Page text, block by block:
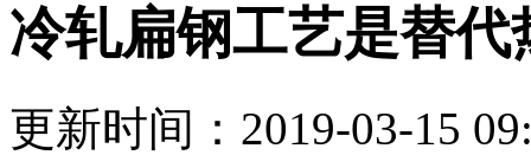
冷轧扁钢工艺是替
更新时间：2019-03-15